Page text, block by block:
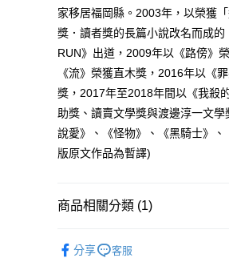
※ 請注意：結帳手續完成當下不需立
絡購買商品的店家。未經商家同意取
先享後付繳納相關費用。
※ 交易是否成功請以「AFTEE先享後
付客戶支援中心」https://
【注意事項】
１．透過由恩沛科技股份有限公司提
交易，需依本服務之必要範圍內提供
求債權轉讓予恩沛科技股份有限公司。
「AFTEE先享後付」，若未經同意申
即時審查核予不同之上限額度；若仍
萊爾富取貨付款
每筆NT$80，滿NT$500(含以上)
付款後萊爾富取貨
每筆NT$80，滿NT$500(含以上)
7-11取貨付款
每筆NT$80，滿NT$500(含以上)
每筆NT$100，滿NT$800(含以上)
家移居福岡縣。2003年，以榮獲
獎．讀者獎的長篇小說改名而成
RUN》出道，2009年以《路傍》
《流》榮獲直木獎，2016年以《
獎，2017年至2018年間以《我殺
助獎、讀賣文學獎與渡邊淳一文
說愛》、《怪物》、《黑騎士》
版原文作品為暫譯)
商品相關分類 (1)
分享
客服